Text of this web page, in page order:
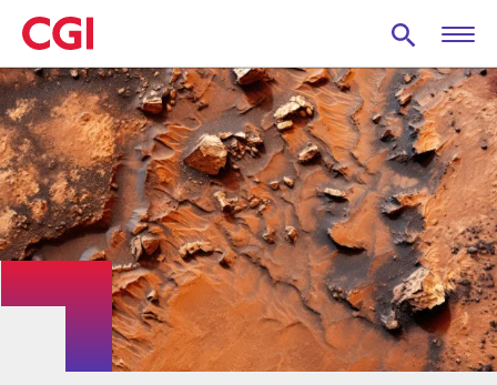
Skip
to
main
content